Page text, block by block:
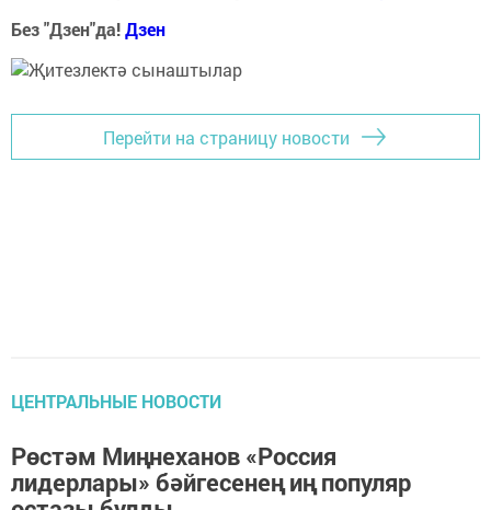
Без "Дзен"да!Дзен
Перейти на страницу новости
ЦЕНТРАЛЬНЫЕ НОВОСТИ
Рөстәм Миңнеханов «Россия
лидерлары» бәйгесенең иң популяр